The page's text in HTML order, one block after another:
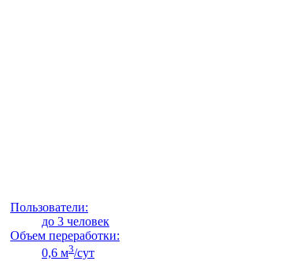
Пользователи:
до 3 человек
Объем переработки:
0,6 м3/сут